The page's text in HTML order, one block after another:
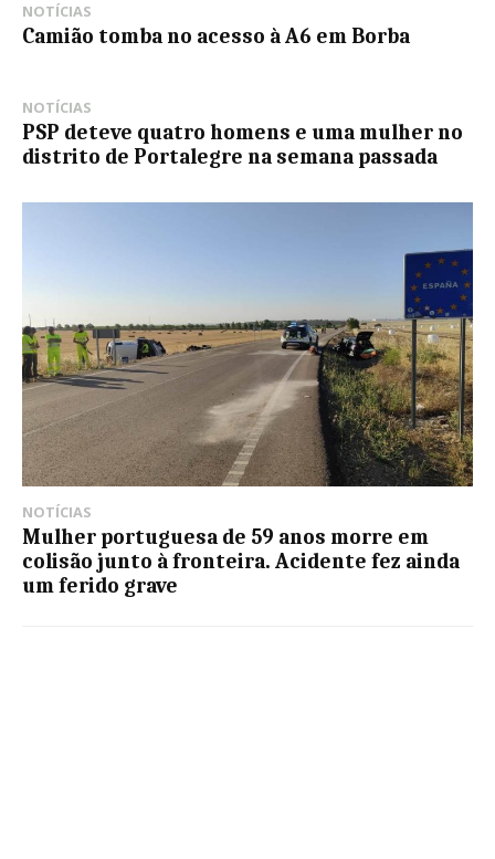
NOTÍCIAS
Camião tomba no acesso à A6 em Borba
NOTÍCIAS
PSP deteve quatro homens e uma mulher no
distrito de Portalegre na semana passada
NOTÍCIAS
Mulher portuguesa de 59 anos morre em
colisão junto à fronteira. Acidente fez ainda
um ferido grave